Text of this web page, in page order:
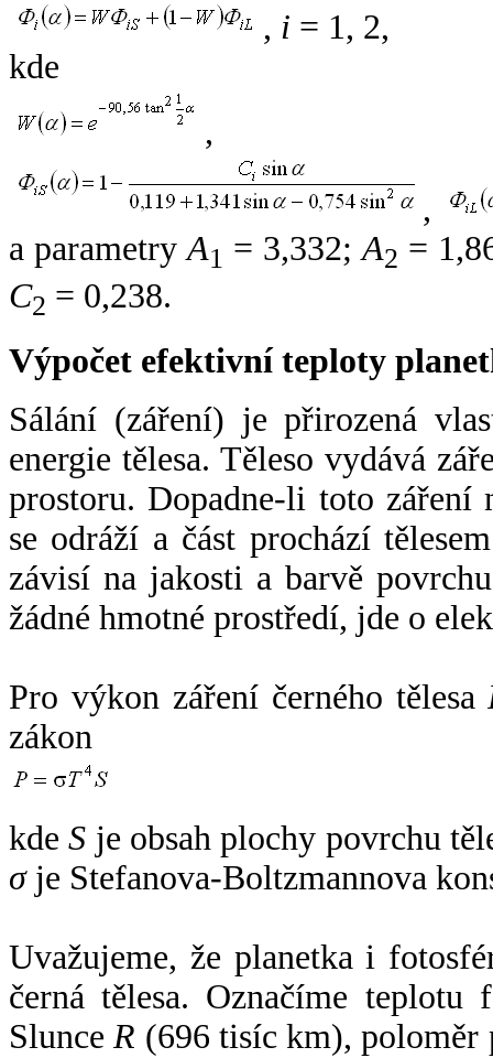
, i = 1, 2,
kde
,
,
a parametryA1 = 3,332;A2 =
C2 = 0,238.
Výpočet efektivní teploty
Sálání (záření) je přirozená
energie tělesa. Těleso vydává
prostoru. Dopadne-li toto záření
se odráží a část prochází
závisí na jakosti a barvě
žádné hmotné prostředí, jde o
Pro výkon záření černého tělesa
zákon
kdeS je obsah plochy povrchu
σje Stefanova-Boltzmannova
Uvažujeme, že planetka i
černá tělesa. Označíme
SlunceR (696 tisíc km),